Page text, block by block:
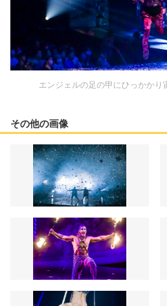
エンジェルの足の甲にひっかか
その他の画像